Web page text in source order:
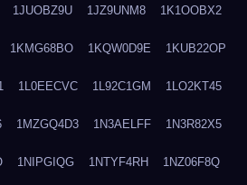
1JUOBZ9U 1JZ9UNM8 1K1OOBX2
1KMG68BO 1KQW0D9E 1KUB22OP
1L0EECVC 1L92C1GM 1LO2KT45
1MZGQ4D3 1N3AELFF 1N3R82X5
1NIPGIQG 1NTYF4RH 1NZ06F8Q